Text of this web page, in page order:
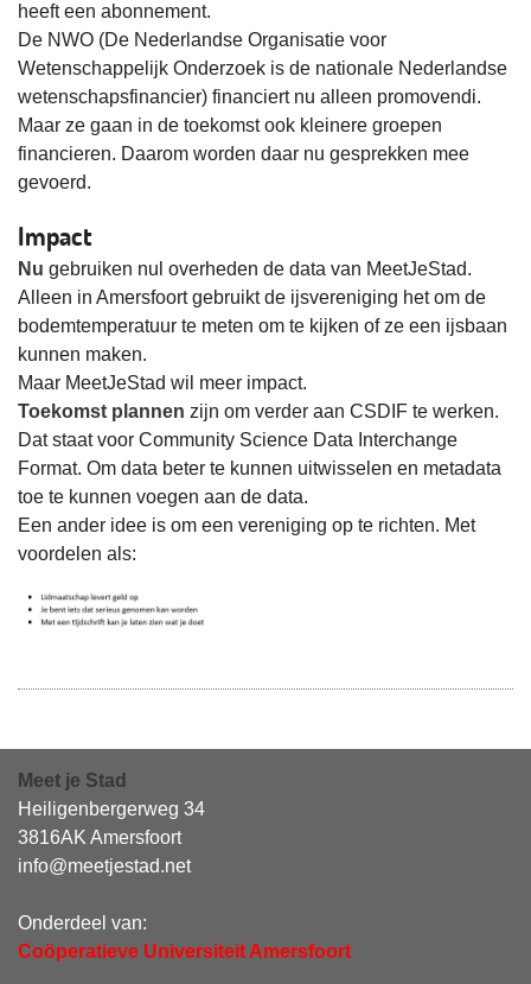
heeft een abonnement.
De NWO (De Nederlandse Organisatie voor
Wetenschappelijk Onderzoek is de nationale Nederlandse
wetenschapsfinancier) financiert nu alleen promovendi.
Maar ze gaan in de toekomst ook kleinere groepen
financieren. Daarom worden daar nu gesprekken mee
gevoerd.
Impact
Nu gebruiken nul overheden de data van MeetJeStad.
Alleen in Amersfoort gebruikt de ijsvereniging het om de
bodemtemperatuur te meten om te kijken of ze een ijsbaan
kunnen maken.
Maar MeetJeStad wil meer impact.
Toekomst plannen zijn om verder aan CSDIF te werken.
Dat staat voor Community Science Data Interchange
Format. Om data beter te kunnen uitwisselen en metadata
toe te kunnen voegen aan de data.
Een ander idee is om een vereniging op te richten. Met
voordelen als:
Meet je Stad
Heiligenbergerweg 34
3816AK Amersfoort
info@meetjestad.net
Onderdeel van:
Coöperatieve Universiteit Amersfoort